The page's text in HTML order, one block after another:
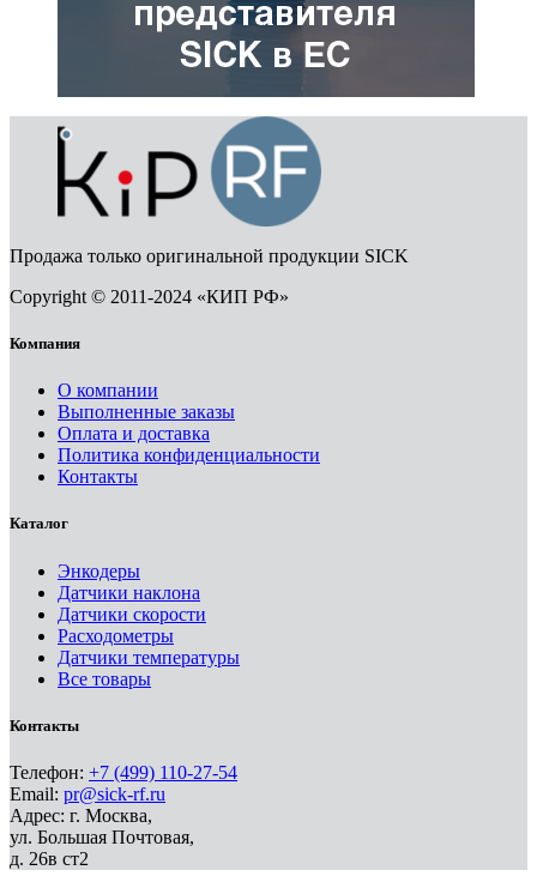
Продажа только оригинальной продукции SICK
Copyright © 2011-2024 «КИП РФ»
Компания
О компании
Выполненные заказы
Оплата и доставка
Политика конфиденциальности
Контакты
Каталог
Энкодеры
Датчики наклона
Датчики скорости
Расходометры
Датчики температуры
Все товары
Контакты
Телефон: +7 (499) 110-27-54
Email: pr@sick-rf.ru
Адрес: г. Москва,
ул. Большая Почтовая,
д. 26в ст2